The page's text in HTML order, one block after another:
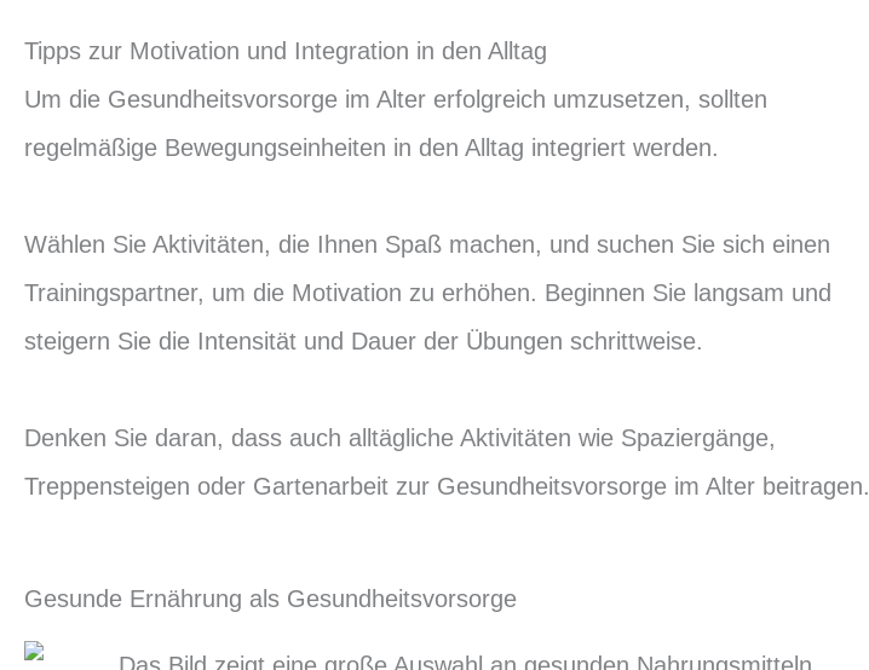
Tipps zur Motivation und Integration in den Alltag
Um die Gesundheitsvorsorge im Alter erfolgreich umzusetzen, sollten
regelmäßige Bewegungseinheiten in den Alltag integriert werden.
Wählen Sie Aktivitäten, die Ihnen Spaß machen, und suchen Sie sich einen
Trainingspartner, um die Motivation zu erhöhen. Beginnen Sie langsam und
steigern Sie die Intensität und Dauer der Übungen schrittweise.
Denken Sie daran, dass auch alltägliche Aktivitäten wie Spaziergänge,
Treppensteigen oder Gartenarbeit zur Gesundheitsvorsorge im Alter beitragen.
Gesunde Ernährung als Gesundheitsvorsorge